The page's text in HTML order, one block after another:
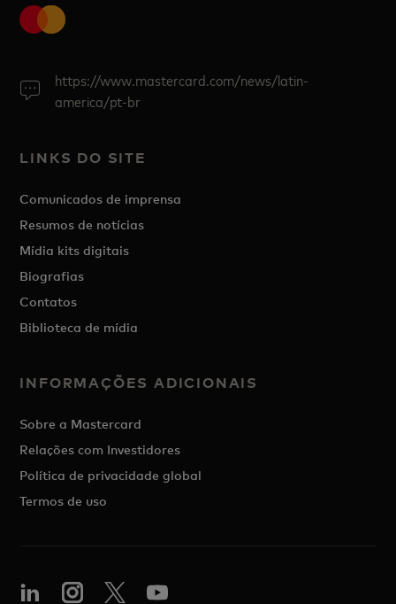
https://www.mastercard.com/news/latin-
america/pt-br
LINKS DO SITE
Comunicados de imprensa
Resumos de notícias
Mídia kits digitais
Biografias
Contatos
Biblioteca de mídia
INFORMAÇÕES ADICIONAIS
Sobre a Mastercard
Relações com Investidores
Política de privacidade global
Termos de uso